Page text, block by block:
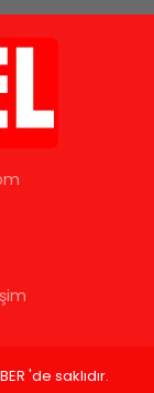
'de saklıdır.